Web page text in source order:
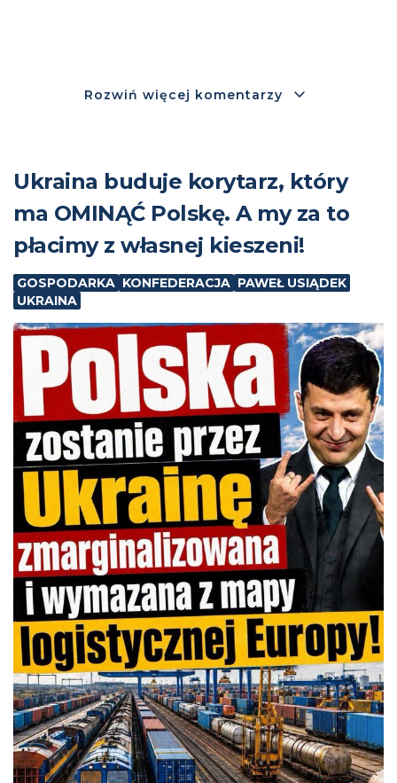
Rozwiń więcej komentarzy
Ukraina buduje korytarz, który
ma OMINĄĆ Polskę. A my za to
płacimy z własnej kieszeni!
GOSPODARKA KONFEDERACJA PAWEŁ USIĄDEK
UKRAINA